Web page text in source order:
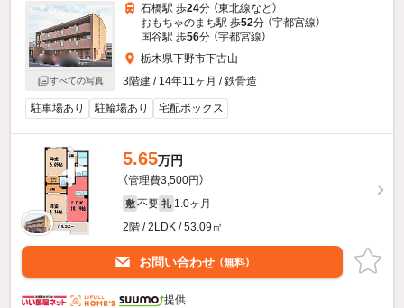
すべての写真
石橋駅 歩24分 （東北線など）
おもちゃのまち駅 歩52分 （宇都宮線）
国谷駅 歩56分 （宇都宮線）
栃木県下野市下古山
3階建 / 14年11ヶ月 / 鉄骨造
駐車場あり 駐輪場あり 宅配ボックス
5.65万円
（管理費3,500円）
敷 不要 礼 1.0ヶ月
2階 / 2LDK / 53.09㎡
お問い合わせ （無料）
提供